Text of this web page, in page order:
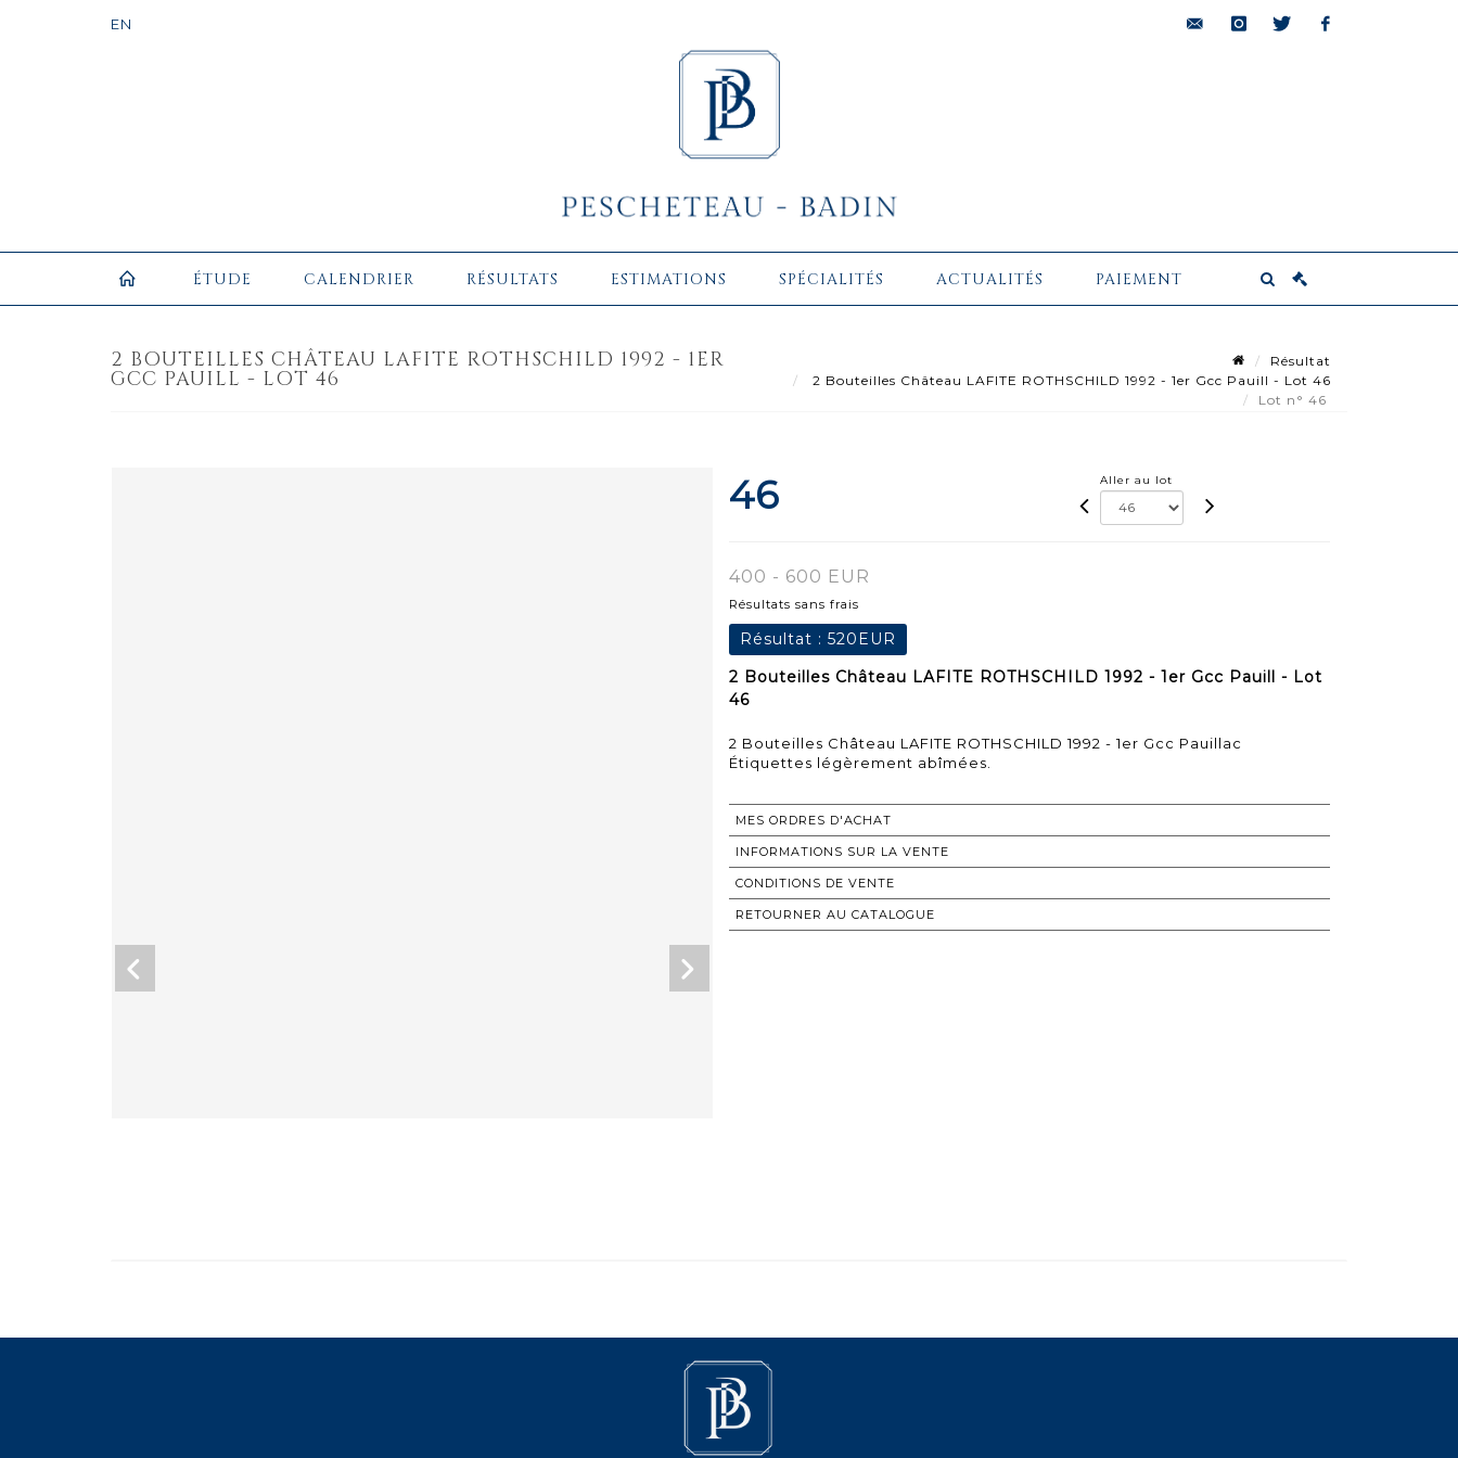
ÉTUDE CALENDRIER RÉSULTATS ESTIMATIONS SPÉCIALITÉS ACTUALITÉS PAIEMENT
2 BOUTEILLES CHÂTEAU LAFITE ROTHSCHILD 1992 - 1ER
GCC PAUILL - LOT 46
Résultat
2 Bouteilles Château LAFITE ROTHSCHILD 1992 - 1er Gcc Pauill - Lot 46
Lot n° 46
46 Aller au lot
400 - 600 EUR
Résultats sans frais
Résultat : 520EUR
2 Bouteilles Château LAFITE ROTHSCHILD 1992 - 1er Gcc Pauill - Lot
46
2 Bouteilles Château LAFITE ROTHSCHILD 1992 - 1er Gcc Pauillac
Étiquettes légèrement abîmées.
MES ORDRES D'ACHAT
INFORMATIONS SUR LA VENTE
CONDITIONS DE VENTE
RETOURNER AU CATALOGUE